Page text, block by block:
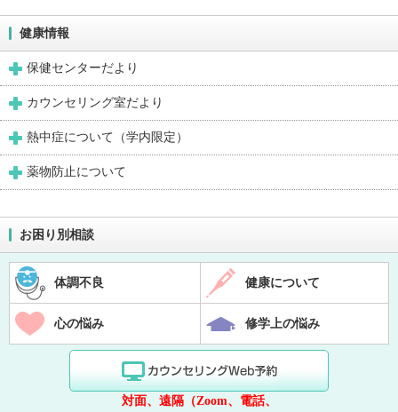
健康情報
保健センターだより
カウンセリング室だより
熱中症について（学内限定）
薬物防止について
お困り別相談
体調不良 健康について
心の悩み 修学上の悩み
対面、遠隔（Zoom、電話、